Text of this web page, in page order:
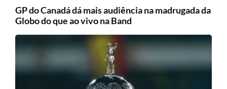
GP do Canadá dá mais audiência na madrugada da
Globo do que ao vivo na Band